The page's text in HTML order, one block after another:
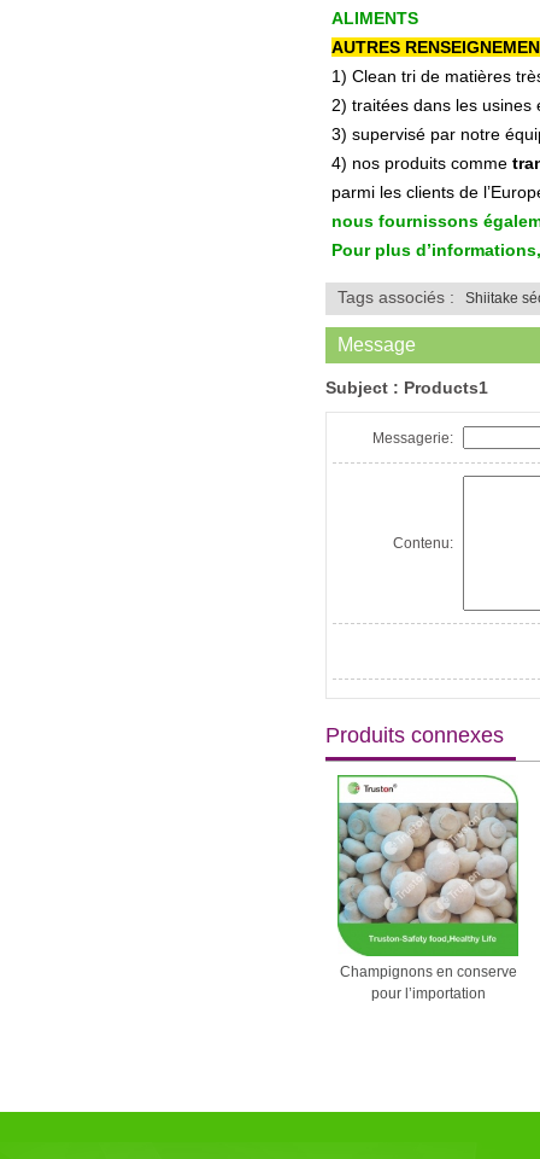
ALIMENTS
AUTRES
1) Clean tri de matières
2) traitées dans les usines
3) supervisé par notre
4) nos produits comme
parmi les clients de
nous fournissons
Pour plus
Tags associés : Shiitake
Message
Subject : Products1
Messagerie:
Contenu:
Produits connexes
Champignons en conserve
pour l’importation